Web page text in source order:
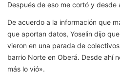
Después de eso me cortó y desde
De acuerdo a la información que
que aportan datos, Yoselin dijo
vieron en una parada de
barrio Norte en Oberá. Desde ahí
más lo vió».